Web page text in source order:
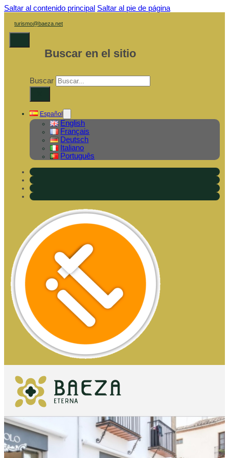
Saltar al contenido principal Saltar al pie de página
turismo@baeza.net
Buscar en el sitio
Buscar
Español
English
Français
Deutsch
Italiano
Português
QUÉ VER
IMPRESCINDIBLES